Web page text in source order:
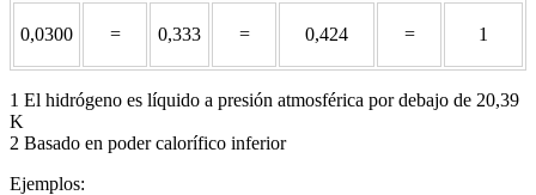
0,0300 = 0,333 = 0,424 = 1
1 El hidrógeno es líquido a presión atmosférica por debajo de 20,39
K
2 Basado en poder calorífico inferior
Ejemplos: